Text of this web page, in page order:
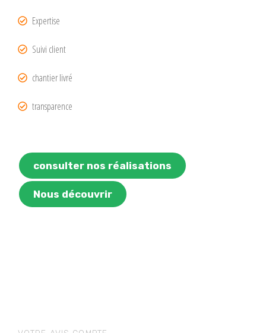
Expertise
Suivi client
chantier livré
transparence
consulter nos réalisations
Nous découvrir